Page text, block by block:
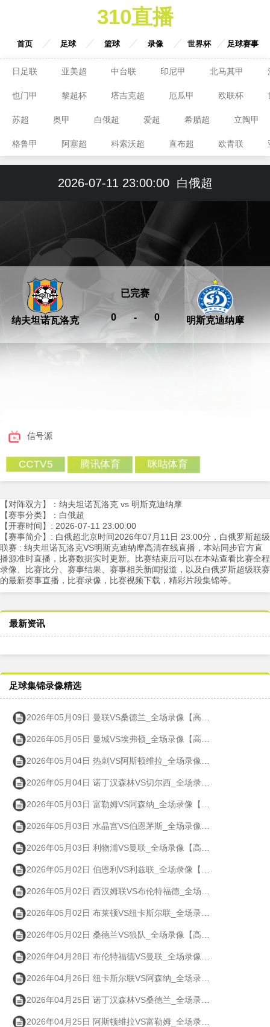
310直播
首页 足球 篮球 录像 世界杯 足球赛事
日足联 亚美超 中台联 印尼甲 北马其甲
也门甲 黎超杯 塔吉克超 厄瓜甲 欧联杯
苏超 奥甲 白俄超 爱超 希腊超 立陶甲
格鲁甲 阿塞超 科索沃超 直布超 欧青联
2026-07-11 23:00:00 白俄超
纳夫坦诺瓦洛克 0 - 0
已完赛
明斯克迪纳摩
信号源
CCTV5 腾讯体育 咪咕体育
【对阵双方】：纳夫坦诺瓦洛克 vs 明斯克迪纳摩
【赛事分类】：白俄超
【开赛时间】: 2026-07-11 23:00:00
【赛事简介】: 白俄超北京时间2026年07月11日 23:00分，白俄罗斯超级
联赛 : 纳夫坦诺瓦洛克VS明斯克迪纳摩高清在线直播，本站同步官方直
播源准时直播，比赛数据实时更新。比赛结束后可以在本站查看比赛全程
录像、比赛比分、赛事结果、赛事相关新闻报道，以及白俄罗斯超级联赛
的最新赛事直播，比赛录像，比赛视频下载，精彩片段集锦等。
最新资讯
足球集锦录像精选
2026年05月09日 曼联VS桑德兰_全场录像【高清回放】
2026年05月05日 曼城VS埃弗顿_全场录像【高清回放】
2026年05月04日 热刺VS阿斯顿维拉_全场录像【高清回放】
2026年05月04日 诺丁汉森林VS切尔西_全场录像【高清回放】
2026年05月03日 富勒姆VS阿森纳_全场录像【高清回放】
2026年05月03日 水晶宫VS伯恩茅斯_全场录像【高清回放】
2026年05月03日 利物浦VS曼联_全场录像【高清回放】
2026年05月02日 伯恩利VS利兹联_全场录像【高清回放】
2026年05月02日 西汉姆联VS布伦特福德_全场录像【高清回放】
2026年05月02日 布莱顿VS纽卡斯尔联_全场录像【高清回放】
2026年05月02日 桑德兰VS狼队_全场录像【高清回放】
2026年04月28日 布伦特福德VS曼联_全场录像【高清回放】
2026年04月26日 纽卡斯尔联VS阿森纳_全场录像【高清回放】
2026年04月25日 诺丁汉森林VS桑德兰_全场录像【高清回放】
2026年04月25日 阿斯顿维拉VS富勒姆_全场录像【高清回放】